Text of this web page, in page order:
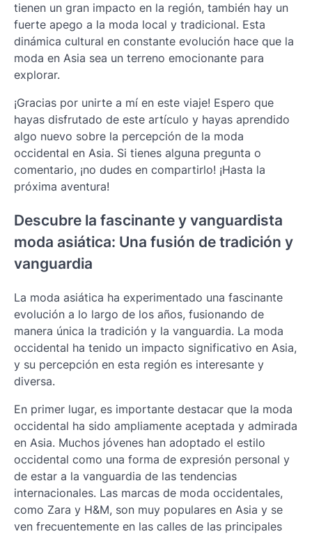
tienen un gran impacto en la región, también hay un
fuerte apego a la moda local y tradicional. Esta
dinámica cultural en constante evolución hace que la
moda en Asia sea un terreno emocionante para
explorar.
¡Gracias por unirte a mí en este viaje! Espero que
hayas disfrutado de este artículo y hayas aprendido
algo nuevo sobre la percepción de la moda
occidental en Asia. Si tienes alguna pregunta o
comentario, ¡no dudes en compartirlo! ¡Hasta la
próxima aventura!
Descubre la fascinante y vanguardista
moda asiática: Una fusión de tradición y
vanguardia
La moda asiática ha experimentado una fascinante
evolución a lo largo de los años, fusionando de
manera única la tradición y la vanguardia. La moda
occidental ha tenido un impacto significativo en Asia,
y su percepción en esta región es interesante y
diversa.
En primer lugar, es importante destacar que la moda
occidental ha sido ampliamente aceptada y admirada
en Asia. Muchos jóvenes han adoptado el estilo
occidental como una forma de expresión personal y
de estar a la vanguardia de las tendencias
internacionales. Las marcas de moda occidentales,
como Zara y H&M, son muy populares en Asia y se
ven frecuentemente en las calles de las principales